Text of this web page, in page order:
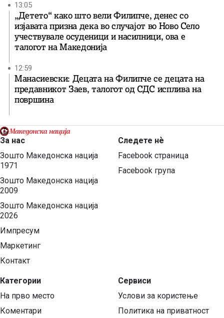
13:05
„Детето“ како што вели Филипче, денес со
изјавата призна дека во случајот во Ново Село
учествувале осуденици и насилници, ова е
талогот на Македонија
12:59
Манасиевски: Децата на Филипче се децата на
предавникот Заев, талогот од СДС исплива на
површина
За нас
Зошто Македонска нација
1971
Зошто Македонска нација
2009
Зошто Македонска нација
2026
Импресум
Маркетинг
Контакт
Категории
На прво место
Коментари
Следете нѐ
Facebook страница
Facebook група
Сервиси
Услови за користење
Политика на приватност